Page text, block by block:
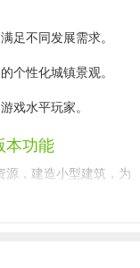
足不同发展需求。
个性化城镇景观。
戏水平玩家。
本功能
源，建造小型建筑，为